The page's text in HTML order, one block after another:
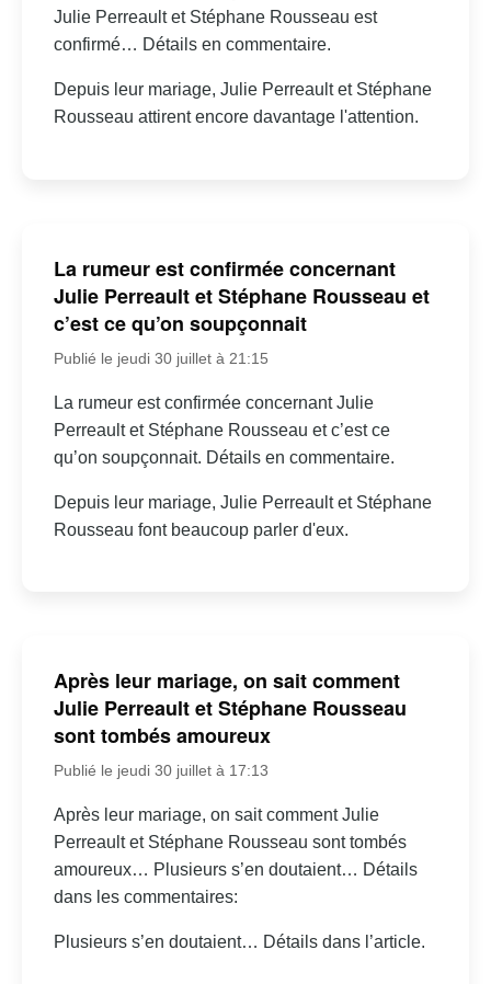
Julie Perreault et Stéphane Rousseau est
confirmé… Détails en commentaire.
Depuis leur mariage, Julie Perreault et Stéphane
Rousseau attirent encore davantage l'attention.
La rumeur est confirmée concernant
Julie Perreault et Stéphane Rousseau et
c’est ce qu’on soupçonnait
Publié le jeudi 30 juillet à 21:15
La rumeur est confirmée concernant Julie
Perreault et Stéphane Rousseau et c’est ce
qu’on soupçonnait. Détails en commentaire.
Depuis leur mariage, Julie Perreault et Stéphane
Rousseau font beaucoup parler d'eux.
Après leur mariage, on sait comment
Julie Perreault et Stéphane Rousseau
sont tombés amoureux
Publié le jeudi 30 juillet à 17:13
Après leur mariage, on sait comment Julie
Perreault et Stéphane Rousseau sont tombés
amoureux… Plusieurs s’en doutaient… Détails
dans les commentaires:
Plusieurs s’en doutaient… Détails dans l’article.